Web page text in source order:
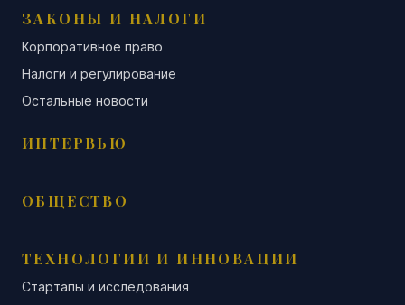
ЗАКОНЫ И НАЛОГИ
Корпоративное право
Налоги и регулирование
Остальные новости
ИНТЕРВЬЮ
ОБЩЕСТВО
ТЕХНОЛОГИИ И ИННОВАЦИИ
Стартапы и исследования